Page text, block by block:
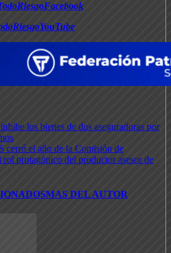
los bienes de dos aseguradoras por
cerró el año de la Comisión de
rol protagónico del productor asesor de
MAS DEL AUTOR